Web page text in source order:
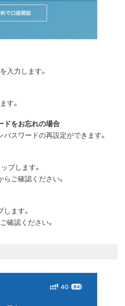
入力します。
す。
ドをお忘れの場合
スワードの再設定ができます。
プします。
らご確認ください。
ます。
確認ください。